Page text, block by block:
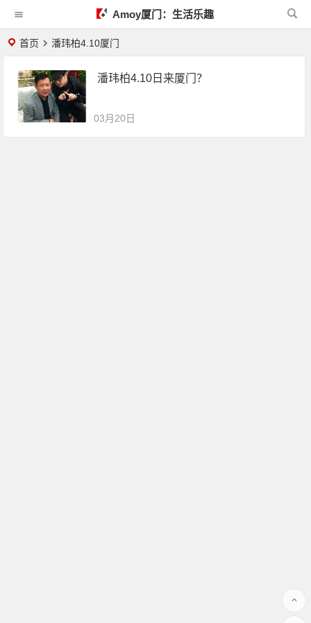
Amoy厦门：生活乐趣
首页 潘玮柏4.10厦门
潘玮柏4.10日来厦门？
03月20日